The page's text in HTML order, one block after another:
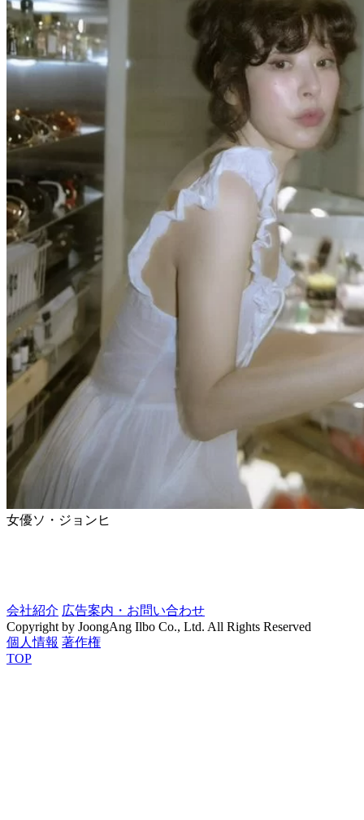
女優ソ・ジョンヒ
会社紹介 広告案内・お問い合わせ
Copyright by JoongAng Ilbo Co., Ltd. All Rights Reserved
個人情報 著作権
TOP